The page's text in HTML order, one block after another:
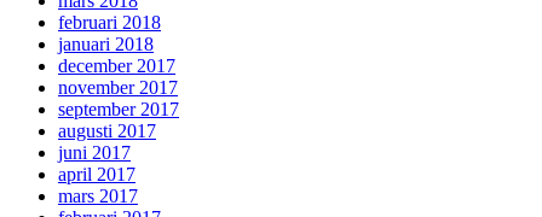
februari 2018
januari 2018
december 2017
november 2017
september 2017
augusti 2017
juni 2017
april 2017
mars 2017